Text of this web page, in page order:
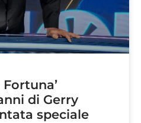
di Gerry
speciale